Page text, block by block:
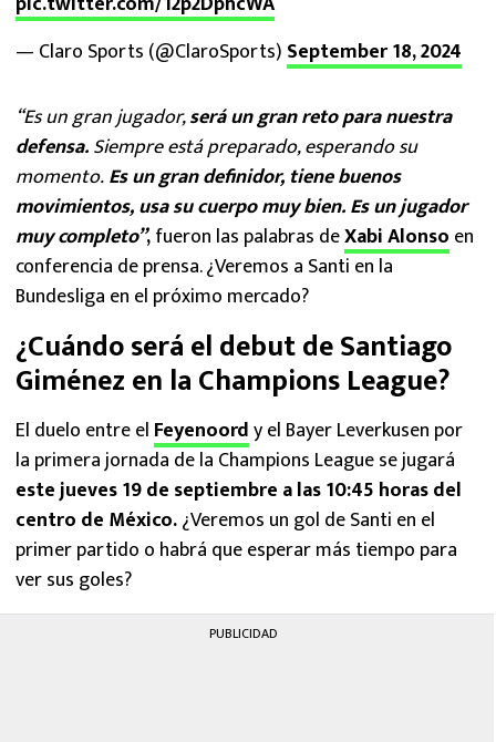
— Claro Sports (@ClaroSports) September 18, 2024
“Es un gran jugador,será un gran reto para nuestra
defensa.Siempre está preparado, esperando su
momento.Es un gran definidor, tiene buenos
movimientos, usa su cuerpo muy bien. Es un jugador
muy completo”,fueron las palabras deXabi Alonso en
conferencia de prensa. ¿Veremos a Santi en la
Bundesliga en el próximo mercado?
¿Cuándo será el debut de Santiago
Giménez en la Champions League?
El duelo entre el Feyenoordy el Bayer Leverkusen por
la primera jornada de la Champions League se jugará
este jueves 19 de septiembre a las 10:45 horas del
centro de México.¿Veremos un gol de Santi en el
primer partido o habrá que esperar más tiempo para
ver sus goles?
PUBLICIDAD